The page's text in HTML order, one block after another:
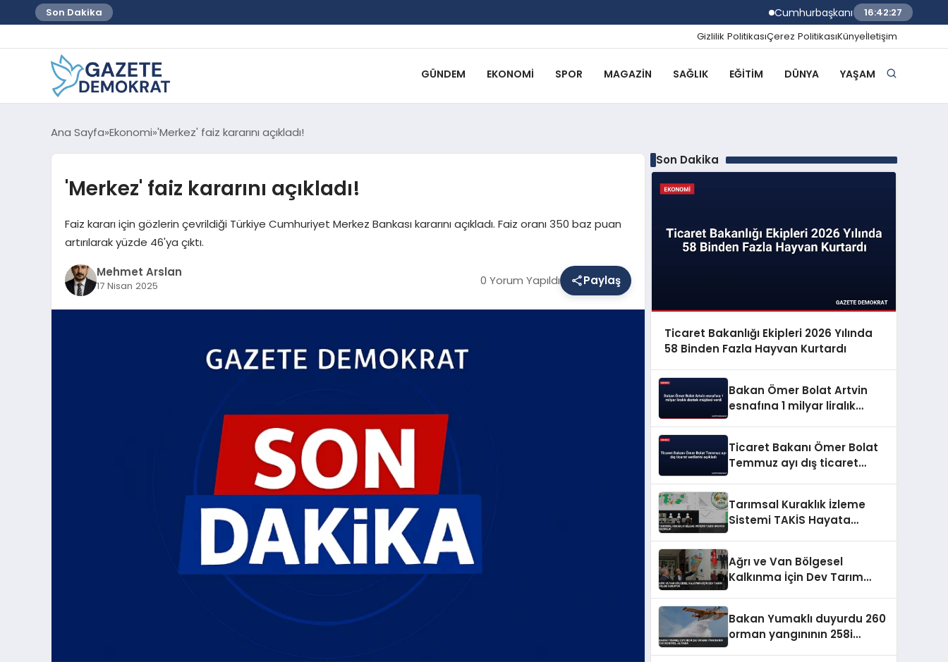
Son Dakika Cumhurbaşkanı Erdoğan TÜGVA Yaz
16:42:28
Gizlilik PolitikasıÇerez PolitikasıKünyeİletişim
GÜNDEM EKONOMI SPOR MAGAZIN SAĞLIK EĞITIM DÜNYA YAŞAM
Ana Sayfa Ekonomi 'Merkez' faiz kararını açıkladı!
'Merkez' faiz kararını açıkladı!
Faiz kararı için gözlerin çevrildiği Türkiye Cumhuriyet Merkez Bankası kararını açıkladı. Faiz oranı 350 baz puan
artırılarak yüzde 46'ya çıktı.
Mehmet Arslan
17 Nisan 2025 0 Yorum Yapıldı Paylaş
Son Dakika
Ticaret Bakanlığı Ekipleri 2026 Yılında
58 Binden Fazla Hayvan Kurtardı
Bakan Ömer Bolat Artvin
esnafına 1 milyar liralık
Ticaret Bakanı Ömer Bolat
Temmuz ayı dış ticaret
Tarımsal Kuraklık İzleme
Sistemi TAKİS Hayata
Ağrı ve Van Bölgesel
Kalkınma İçin Dev Tarım
Bakan Yumaklı duyurdu 260
orman yangınının 258i